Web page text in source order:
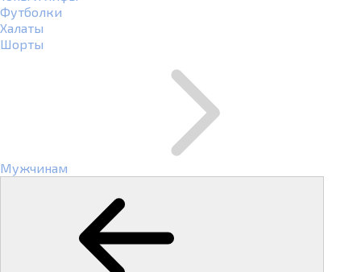
Футболки
Халаты
Шорты
Мужчинам